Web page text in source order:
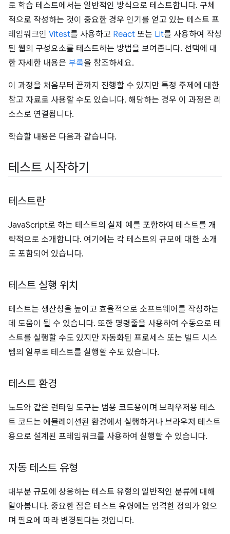
로 학습 테스트에서는 일반적인 방식으로 테스트합니다. 구체
적으로 작성하는 것이 중요한 경우 인기를 얻고 있는 테스트 프
레임워크인 Vitest를 사용하고 React 또는 Lit를 사용하여 작성
된 웹의 구성요소를 테스트하는 방법을 보여줍니다. 선택에 대
한 자세한 내용은 부록을 참조하세요.
이 과정을 처음부터 끝까지 진행할 수 있지만 특정 주제에 대한
참고 자료로 사용할 수도 있습니다. 해당하는 경우 이 과정은 리
소스로 연결됩니다.
학습할 내용은 다음과 같습니다.
테스트 시작하기
테스트란
JavaScript로 하는 테스트의 실제 예를 포함하여 테스트를 개
략적으로 소개합니다. 여기에는 각 테스트의 규모에 대한 소개
도 포함되어 있습니다.
테스트 실행 위치
테스트는 생산성을 높이고 효율적으로 소프트웨어를 작성하는
데 도움이 될 수 있습니다. 또한 명령줄을 사용하여 수동으로 테
스트를 실행할 수도 있지만 자동화된 프로세스 또는 빌드 시스
템의 일부로 테스트를 실행할 수도 있습니다.
테스트 환경
노드와 같은 런타임 도구는 범용 코드용이며 브라우저용 테스
트 코드는 에뮬레이션된 환경에서 실행하거나 브라우저 테스트
용으로 설계된 프레임워크를 사용하여 실행할 수 있습니다.
자동 테스트 유형
대부분 규모에 상응하는 테스트 유형의 일반적인 분류에 대해
알아봅니다. 중요한 점은 테스트 유형에는 엄격한 정의가 없으
며 필요에 따라 변경된다는 것입니다.